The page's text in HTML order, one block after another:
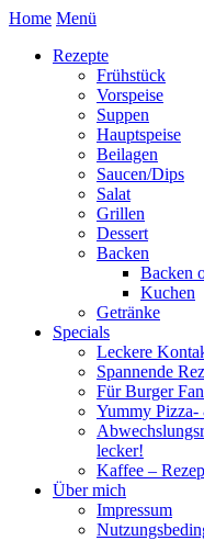
Home Menü
Rezepte
Frühstück
Vorspeise
Suppen
Hauptspeise
Beilagen
Saucen/Dips
Salat
Grillen
Dessert
Backen
Backen
Kuchen
Getränke
Specials
Leckere
Spannende
Für Burger
Yummy Pizza-
lecker!
Kaffee –
Über mich
Impressum